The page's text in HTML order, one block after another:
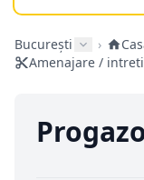
București ›
Amenajare /